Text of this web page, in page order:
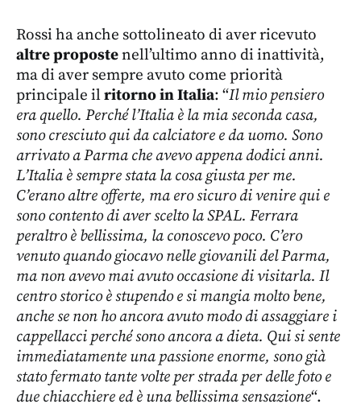
Rossi ha anche sottolineato di aver ricevuto
altre propostenell’ultimo anno di inattività,
ma di aver sempre avuto come priorità
principale ilritorno in Italia: “Il mio pensiero
era quello. Perché l’Italia è la mia seconda casa,
sono cresciuto qui da calciatore e da uomo. Sono
arrivato a Parma che avevo appena dodici anni.
L’Italia è sempre stata la cosa giusta per me.
C’erano altre offerte, ma ero sicuro di venire qui e
sono contento di aver scelto la SPAL. Ferrara
peraltro è bellissima, la conoscevo poco. C’ero
venuto quando giocavo nelle giovanili del Parma,
ma non avevo mai avuto occasione di visitarla. Il
centro storico è stupendo e si mangia molto bene,
anche se non ho ancora avuto modo di assaggiare i
cappellacci perché sono ancora a dieta. Qui si sente
immediatamente una passione enorme, sono già
stato fermato tante volte per strada per delle foto e
due chiacchiere ed è una bellissima sensazione“.